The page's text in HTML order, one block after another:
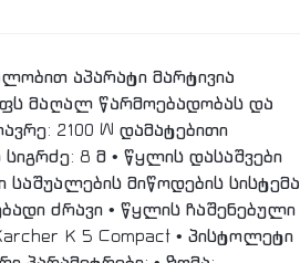
აპარატი მარტივია
მაღალ წარმოებადობას და
2100 W დამატებითი
8 მ • წყლის დასაშვები
საშუალების მიწოდების სისტემა
ძრავი • წყლის ჩაშენებული
K 5 Compact • პისტოლეტი